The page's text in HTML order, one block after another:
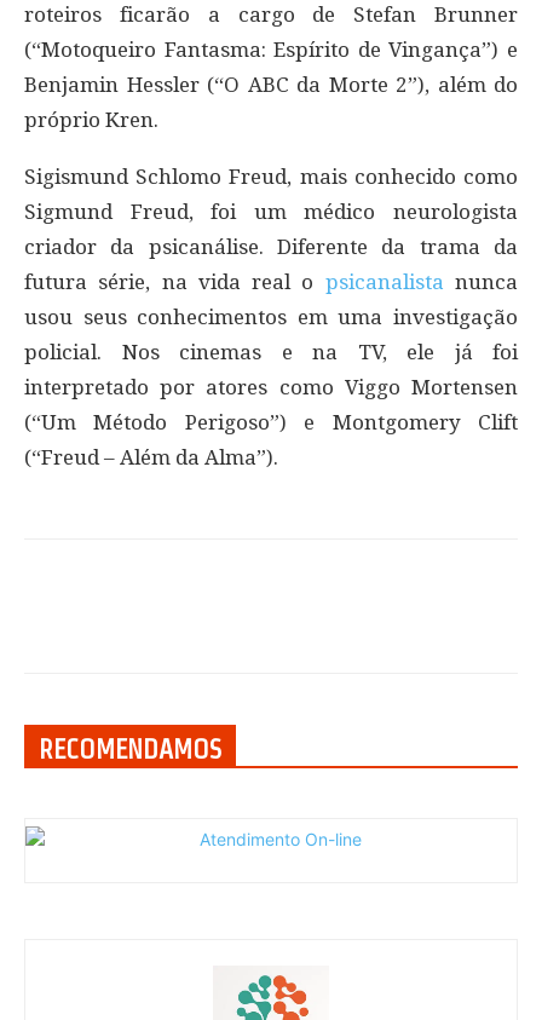
roteiros ficarão a cargo de Stefan Brunner
(“Motoqueiro Fantasma: Espírito de Vingança”) e
Benjamin Hessler (“O ABC da Morte 2”), além do
próprio Kren.
Sigismund Schlomo Freud, mais conhecido como
Sigmund Freud, foi um médico neurologista
criador da psicanálise. Diferente da trama da
futura série, na vida real o psicanalista nunca
usou seus conhecimentos em uma investigação
policial. Nos cinemas e na TV, ele já foi
interpretado por atores como Viggo Mortensen
(“Um Método Perigoso”) e Montgomery Clift
(“Freud – Além da Alma”).
RECOMENDAMOS